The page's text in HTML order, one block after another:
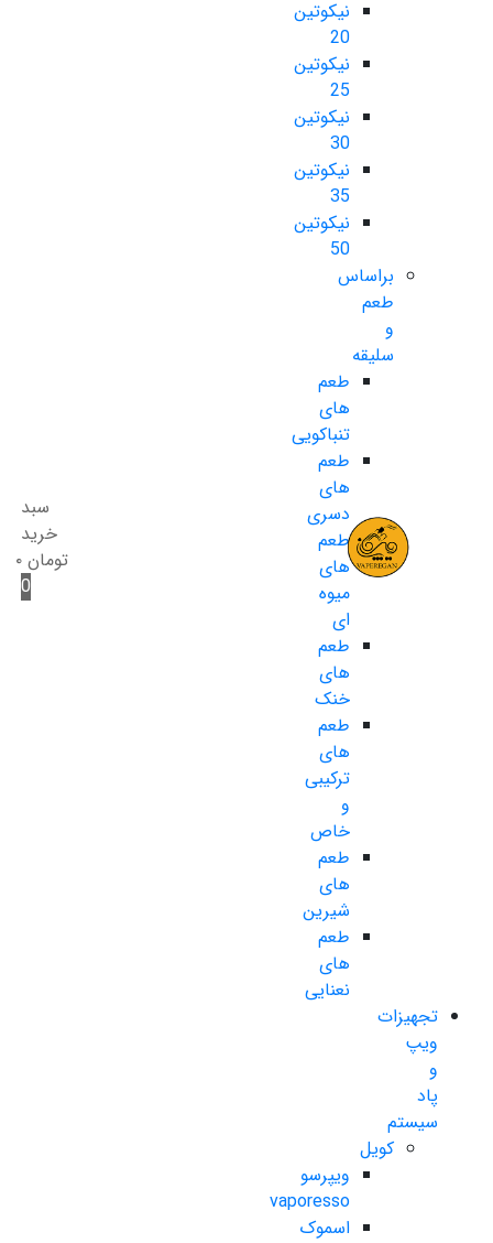
نیکوتین
20
نیکوتین
25
نیکوتین
30
نیکوتین
35
نیکوتین
50
براساس
طعم
و
سلیقه
طعم
های
تنباکویی
طعم
های
دسری
طعم
های
میوه
ای
طعم
های
خنک
طعم
های
ترکیبی
و
خاص
طعم
های
شیرین
طعم
های
نعنایی
تجهیزات
ویپ
و
پاد
سیستم
کویل
ویپرسو
vaporesso
اسموک
سبد
خرید
تومان ۰
0